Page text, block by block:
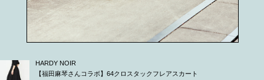
HARDY NOIR
【福田麻琴さんコラボ】64クロスタックフレアスカート